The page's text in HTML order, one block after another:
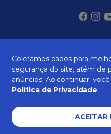
ATENDIMENTO
AJUDA E SUPORTE
Coletamos dados para
segurança do site, atém de
anúncios. Ao continuar,
Política de Privacidade.
ACEITAR